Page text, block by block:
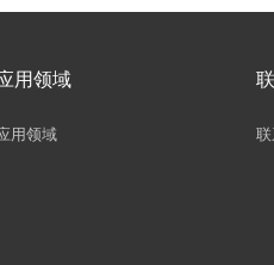
用领域
用领域